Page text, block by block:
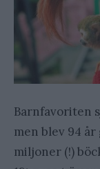
Barnfavoriten
men blev 94 år
miljoner (!)